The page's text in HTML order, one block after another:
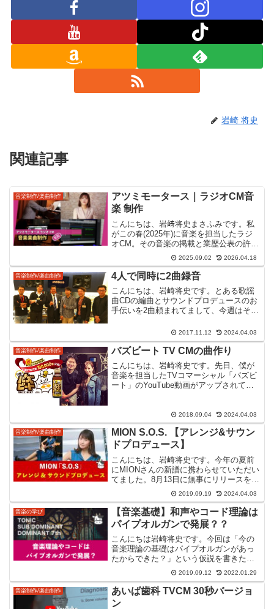
岩崎 将史
関連記事
音楽制作/楽曲制作
アツミモータース｜ラジオCM音
楽 制作
こんにちは、岩﨑将史まさふみです。私
がこの春(2025年)に音楽を担当したラジ
オCM。その音楽の掲載と業歴公表の許諾
をクライアントから頂けたのでブログ書
きます。東海地区最大の新車・中古車取
り扱い「アツミモータース」「アツミモ
ータース」という...
2025.09.02 2026.04.18
音楽制作/楽曲制作 4人で同時に2曲録音
こんにちは、岩崎将史です。とある歌謡
曲CDの編曲とサウンドプロデュースのお
手伝いを2曲頼まれてまして、今週はその
したものを楽譜にして、編曲を加え録音
をしてCDにするのをお手伝いする、とい
う仕事です。今回は...
2017.11.12 2024.04.03
音楽制作/楽曲制作 バズビート TV CMの曲作り
こんにちは、岩崎将史です。先日、僕が
音楽を担当したTVコマーシャル「バズビ
ート」のYouTube動画がアップされてま
る物を僕は知りませんでした。厳しい飲
み会の時に飲む...
2018.09.04 2024.04.03
音楽制作/楽曲制作
MION S.O.S. 【アレンジ&サウン
ドプロデュース】
こんにちは、岩崎将史です。今年の夏前
にMIONさんの新譜に携わらせていただい
てました。8月13日に無事にリリースを終
え、精力的に活動されているようです。
残念ながら動画はないのですが、ブログ
に記しておこうと思います。2020年1月に
動画がアッ...
2019.09.19 2024.04.03
音楽の学び
【音楽基礎】和声やコード理論は
パイプオルガンで発展？？
こんにちは岩崎将史です。今回は「今の
音楽理論の基礎はパイプオルガンがあっ
たからできた？」という仮説を書きたい
と思います。現在ではメジャー・マイナ
ースケールとトライアドのハーモニー
が、音楽理論を学ぶときの最初の基本に
なっています。その発展と確...
2019.09.12 2022.01.29
音楽制作/楽曲制作
あいば歯科 TVCM 30秒バージョ
ン